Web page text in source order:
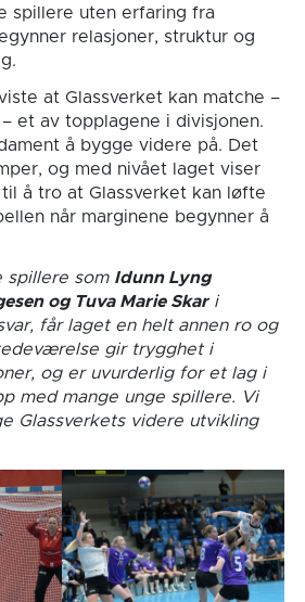
spillere uten erfaring fra
relasjoner, struktur og
at Glassverket kan matche –
et av topplagene i divisjonen.
å bygge videre på. Det
og med nivået laget viser
å tro at Glassverket kan løfte
når marginene begynner å
spillere som Idunn Lyng
og Tuva Marie Skari
får laget en helt annen ro og
gir trygghet i
og er uvurderlig for et lag i
med mange unge spillere. Vi
Glassverkets videre utvikling